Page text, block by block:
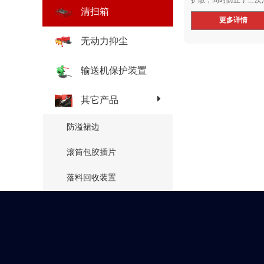
更多详情
清扫箱
无动力抑尘
输送机保护装置
其它产品
防溢裙边
滚筒包胶插片
落料回收装置